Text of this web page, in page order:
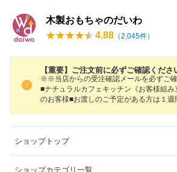
木製おもちゃのだいわ
4.88 （2,045件）
【重要】ご注文前に必ずご確認くださ
※※当店からの受注確認メールを必ずご
■ナチュラルカフェキッチン《お客様組み
のお客様■お渡しのご予定がある方は１週
ショップトップ
ショップカテゴリ一覧